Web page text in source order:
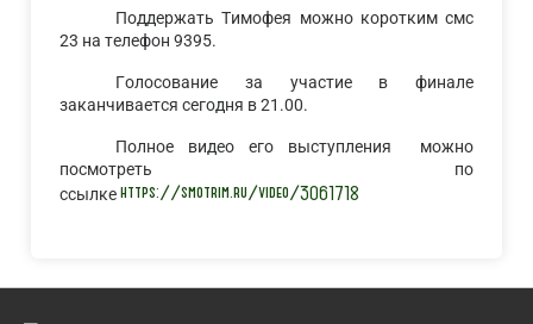
Поддержать Тимофея можно коротким смс
23 на телефон 9395.
Голосование за участие в финале
заканчивается сегодня в 21.00.
Полное видео его выступления можно
посмотреть по
ссылкеhttps://smotrim.ru/video/3061718